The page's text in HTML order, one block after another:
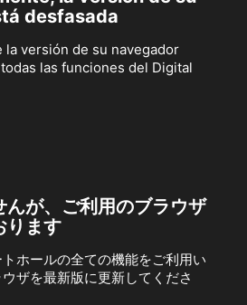
desfasada
la versión de su navegador
las funciones del Digital
んが、ご利用のブラウザ
ります
ホールの全ての機能をご利用い
ザを最新版に更新してくださ